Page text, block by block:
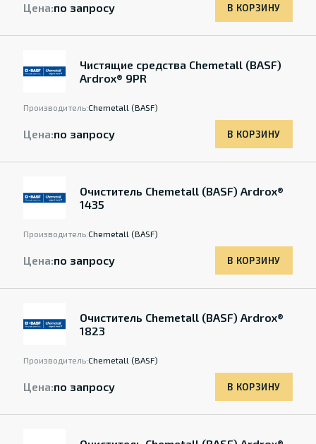
Цена:по запросу В КОРЗИНУ
Чистящие средства Chemetall (BASF)
Ardrox® 9PR
Производитель:Chemetall (BASF)
Цена:по запросу В КОРЗИНУ
Очиститель Chemetall (BASF) Ardrox®
1435
Производитель:Chemetall (BASF)
Цена:по запросу В КОРЗИНУ
Очиститель Chemetall (BASF) Ardrox®
1823
Производитель:Chemetall (BASF)
Цена:по запросу В КОРЗИНУ